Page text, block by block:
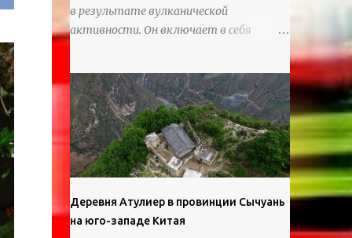
в результате вулканической
активности. Он включает в себя
массивные базальтовые
шестиугольные колонны, высокие
утесы, лавовые образования, черную
береговую линию и великолепные
каменные арки.
Деревня Атулиер в провинции Сычуань
на юго-западе Китая